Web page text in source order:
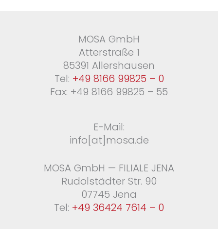
MOSA GmbH
Atterstraße 1
85391 Allershausen
Tel: +49 8166 99825 – 0
Fax: +49 8166 99825 – 55
E-Mail:
info[at]mosa.de
MOSA GmbH — FILIALE JENA
Rudolstädter Str. 90
07745 Jena
Tel: +49 36424 7614 – 0